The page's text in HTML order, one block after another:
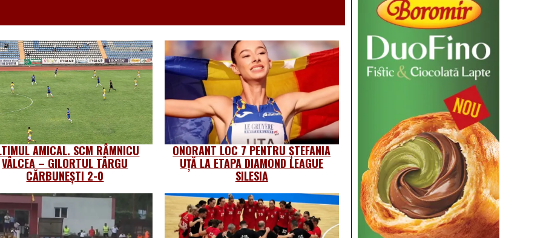
AMICAL. SCM RÂMNICU
VÂLCEA – GILORTUL TÂRGU
CĂRBUNEȘTI 2-0
ONORANT LOC 7 PENTRU ȘTEFANIA
UȚĂ LA ETAPA DIAMOND LEAGUE
SILESIA